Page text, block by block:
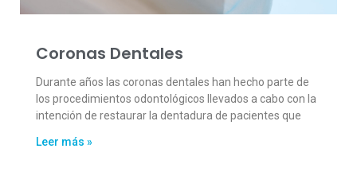
Coronas Dentales
Durante años las coronas dentales han hecho parte de
los procedimientos odontológicos llevados a cabo con la
intención de restaurar la dentadura de pacientes que
Leer más »